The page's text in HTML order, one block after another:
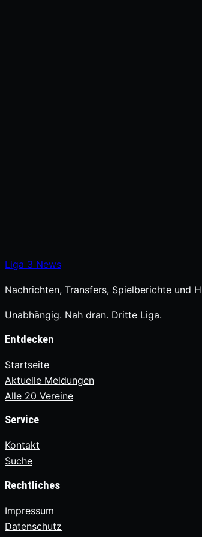
Liga 3 News
Nachrichten, Transfers, Spielberichte und
Unabhängig. Nah dran. Dritte Liga.
Entdecken
Startseite
Aktuelle Meldungen
Alle 20 Vereine
Service
Kontakt
Suche
Rechtliches
Impressum
Datenschutz